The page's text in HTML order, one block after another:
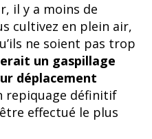
il y a moins de
cultivez en plein air,
ne soient pas trop
un gaspillage
déplacement
repiquage définitif
effectué le plus